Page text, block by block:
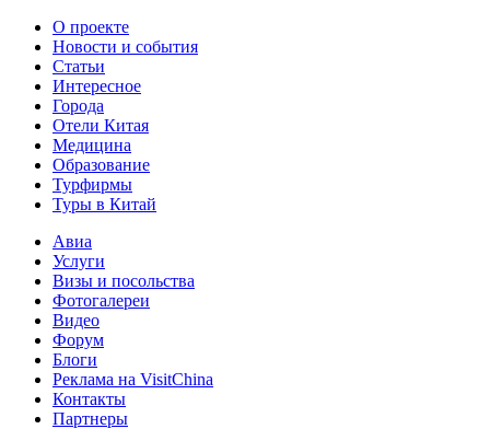
О проекте
Новости и события
Статьи
Интересное
Города
Отели Китая
Медицина
Образование
Турфирмы
Туры в Китай
Авиа
Услуги
Визы и посольства
Фотогалереи
Видео
Форум
Блоги
Реклама на VisitChina
Контакты
Партнеры